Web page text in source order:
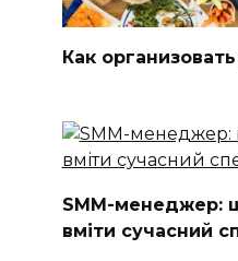
Как
SMM-менеджер:
вміти сучасний